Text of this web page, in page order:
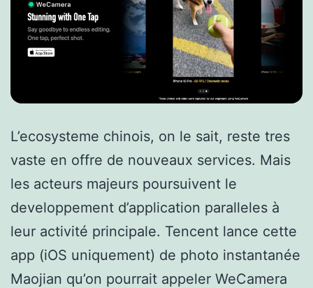
L’ecosysteme chinois, on le sait, reste tres
vaste en offre de nouveaux services. Mais
les acteurs majeurs poursuivent le
developpement d’application paralleles à
leur activité principale. Tencent lance cette
app (iOS uniquement) de photo instantanée
Maojian qu’on pourrait appeler WeCamera